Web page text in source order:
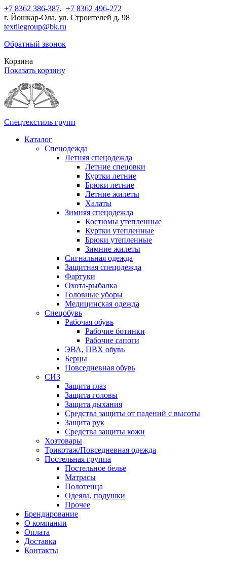
+7 8362 386-387, +7 8362 496-272
г. Йошкар-Ола, ул. Строителей д. 98
textilegroup@bk.ru
Обратный звонок
Корзина
Показать корзину
Спецтекстиль групп
Каталог
Спецодежда
Летняя спецодежда
Летние спецовки
Куртки летние
Брюки летние
Летние жилеты
Халаты
Зимняя спецодежда
Костюмы утепленные
Куртки утепленные
Брюки утепленные
Зимние жилеты
Сигнальная одежда
Защитная спецодежда
Фартуки
Охота-рыбалка
Головные уборы
Медицинская одежда
Спецобувь
Рабочая обувь
Рабочие ботинки
Рабочие сапоги
ЭВА, ПВХ обувь
Берцы
Повседневная обувь
СИЗ
Защита глаз
Защита головы
Защита дыхания
Средства защиты от падений с высоты
Защита рук
Средства защиты кожи
Хозтовары
Трикотаж/Повседневная одежда
Постельная группа
Постельное белье
Матрасы
Полотенца
Одеяла, подушки
Прочее
Брендирование
О компании
Оплата
Доставка
Контакты